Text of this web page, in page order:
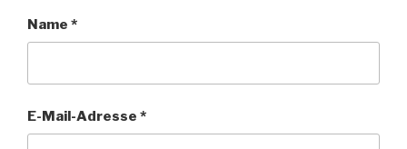
Name *
E-Mail-Adresse *